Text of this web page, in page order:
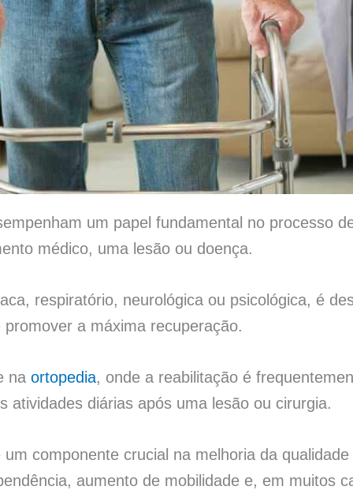
um papel fundamental no processo
médico, uma lesão ou doença.
respiratório, neurológica ou psicológica, é
a máxima recuperação.
naortopedia, onde a reabilitação é
atividades diárias após uma lesão ou cirurgia.
componente crucial na melhoria da
aumento de mobilidade e, em muitos